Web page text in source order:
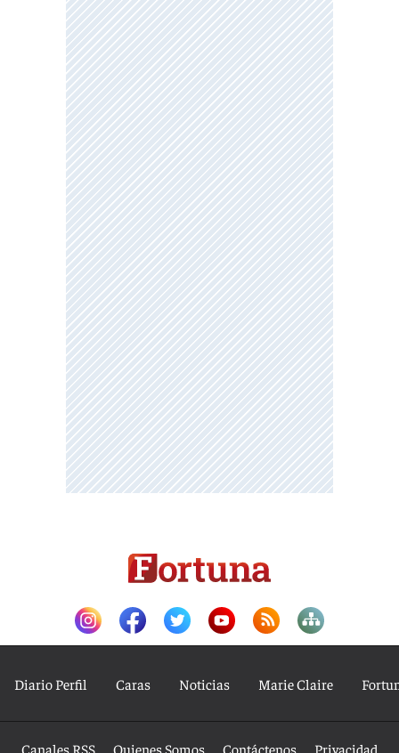
Diario Perfil Caras Noticias Marie Claire
Canales RSS Quienes Somos Contáctenos Privacidad